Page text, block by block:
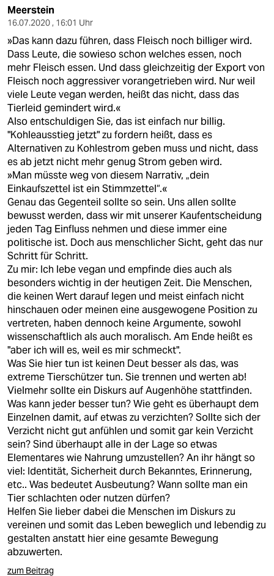
Meerstein
16.07.2020 , 16:01 Uhr
»Das kann dazu führen, dass Fleisch noch billiger wird.
Dass Leute, die sowieso schon welches essen, noch
mehr Fleisch essen. Und dass gleichzeitig der Export von
Fleisch noch aggressiver vorangetrieben wird. Nur weil
viele Leute vegan werden, heißt das nicht, dass das
Tierleid gemindert wird.«
Also entschuldigen Sie, das ist einfach nur billig.
"Kohleausstieg jetzt" zu fordern heißt, dass es
Alternativen zu Kohlestrom geben muss und nicht, dass
es ab jetzt nicht mehr genug Strom geben wird.
»Man müsste weg von diesem Narrativ, „dein
Einkaufszettel ist ein Stimmzettel“.«
Genau das Gegenteil sollte so sein. Uns allen sollte
bewusst werden, dass wir mit unserer Kaufentscheidung
jeden Tag Einfluss nehmen und diese immer eine
politische ist. Doch aus menschlicher Sicht, geht das nur
Schritt für Schritt.
Zu mir: Ich lebe vegan und empfinde dies auch als
besonders wichtig in der heutigen Zeit. Die Menschen,
die keinen Wert darauf legen und meist einfach nicht
hinschauen oder meinen eine ausgewogene Position zu
vertreten, haben dennoch keine Argumente, sowohl
wissenschaftlich als auch moralisch. Am Ende heißt es
"aber ich will es, weil es mir schmeckt".
Was Sie hier tun ist keinen Deut besser als das, was
extreme Tierschützer tun. Sie trennen und werten ab!
Vielmehr sollte ein Diskurs auf Augenhöhe stattfinden.
Was kann jeder besser tun? Wie geht es überhaupt dem
Einzelnen damit, auf etwas zu verzichten? Sollte sich der
Verzicht nicht gut anfühlen und somit gar kein Verzicht
sein? Sind überhaupt alle in der Lage so etwas
Elementares wie Nahrung umzustellen? An ihr hängt so
viel: Identität, Sicherheit durch Bekanntes, Erinnerung,
etc.. Was bedeutet Ausbeutung? Wann sollte man ein
Tier schlachten oder nutzen dürfen?
Helfen Sie lieber dabei die Menschen im Diskurs zu
vereinen und somit das Leben beweglich und lebendig zu
gestalten anstatt hier eine gesamte Bewegung
abzuwerten.
zum Beitrag